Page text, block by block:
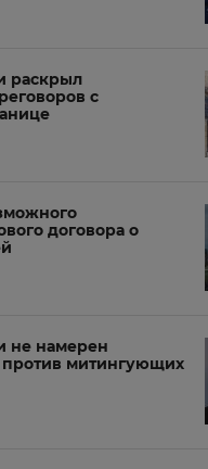
раскрыл
с
договора о
не намерен
против митингующих